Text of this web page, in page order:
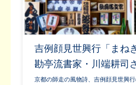
吉例顔見世興行「まね
勘亭流書家・川端耕司
京都の師走の風物詩、吉例顔見世興